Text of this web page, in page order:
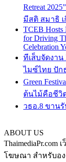
Retreat
มีสติ สมาธิ
TCEB Hosts
for Driving
Celebration
ทีเส็บจัดงาน
ไมซ์ไทย ปักธ
Green
ต้นไม้คือชีวิ
วธอ.8 ขานรั
ABOUT US
โฆษณา สำหรับอง